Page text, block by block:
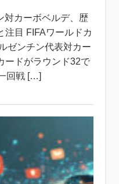
対カーボベルデ、歴
注目 FIFAワールドカ
ゼンチン代表対カー
ードがラウンド32で
回戦 […]